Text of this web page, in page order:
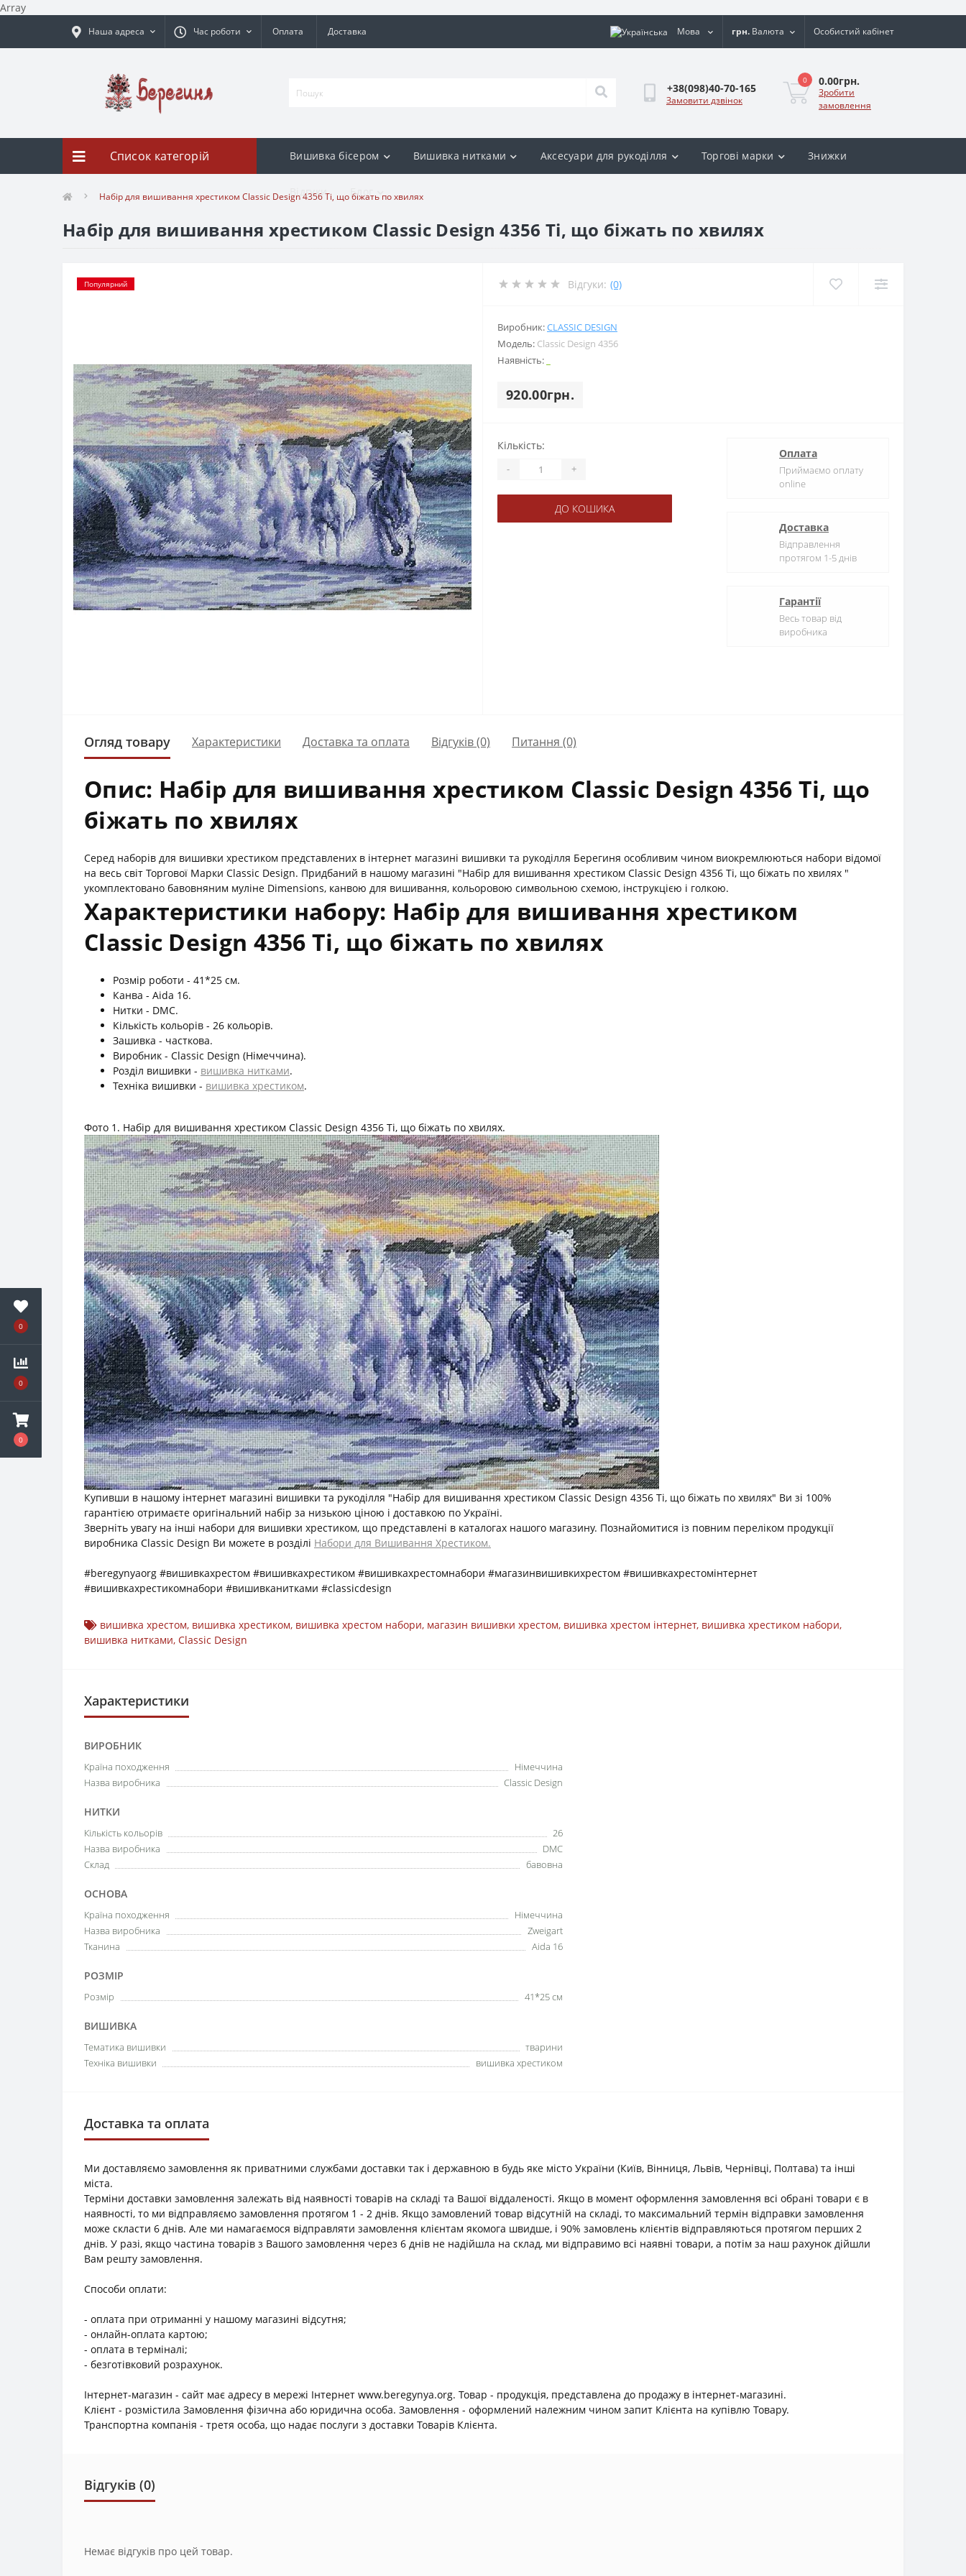
Array
0
0
0
Наша адреса Час роботи Оплата Доставка Мова грн. Валюта Особистий кабінет
+38(098)40-70-165
Замовити дзвінок
0 0.00грн.
Зробити
замовлення
Список категорій Вишивка бісером Вишивка нитками Аксесуари для рукоділля Торгові марки Знижки
Відгуки Блог
Набір для вишивання хрестиком Classic Design 4356 Ті, що біжать по хвилях
Набір для вишивання хрестиком Classic Design 4356 Ті, що біжать по хвилях
Популярний Відгуки: (0)
Виробник:CLASSIC DESIGN
Модель: Classic Design 4356
Наявність:
920.00грн.
Кількість:
- +
ДО КОШИКА
Оплата
Приймаємо оплату
online
Доставка
Відправлення
протягом 1-5 днів
Гарантії
Весь товар від
виробника
Огляд товару Характеристики Доставка та оплата Відгуків (0) Питання (0)
Опис: Набір для вишивання хрестиком Classic Design 4356 Ті, що
біжать по хвилях
Серед наборів для вишивки хрестиком представлених в інтернет магазині вишивки та рукоділля Берегиня особливим чином виокремлюються набори відомої
на весь світ Торгової Марки Classic Design. Придбаний в нашому магазині "Набір для вишивання хрестиком Classic Design 4356 Ті, що біжать по хвилях "
укомплектовано бавовняним муліне Dimensions, канвою для вишивання, кольоровою символьною схемою, інструкцією і голкою.
Характеристики набору: Набір для вишивання хрестиком
Classic Design 4356 Ті, що біжать по хвилях
Розмір роботи - 41*25 см.
Канва - Aida 16.
Нитки - DMC.
Кількість кольорів - 26 кольорів.
Зашивка - часткова.
Виробник - Classic Design (Німеччина).
Розділ вишивки - вишивка нитками.
Техніка вишивки - вишивка хрестиком.
Фото 1. Набір для вишивання хрестиком Classic Design 4356 Ті, що біжать по хвилях.
Купивши в нашому інтернет магазині вишивки та рукоділля "Набір для вишивання хрестиком Classic Design 4356 Ті, що біжать по хвилях" Ви зі 100%
гарантією отримаєте оригінальний набір за низькою ціною і доставкою по Україні.
Зверніть увагу на інші набори для вишивки хрестиком, що представлені в каталогах нашого магазину. Познайомитися із повним переліком продукції
виробника Classic Design Ви можете в розділі Набори для Вишивання Хрестиком.
#beregynyaorg #вишивкахрестом #вишивкахрестиком #вишивкахрестомнабори #магазинвишивкихрестом #вишивкахрестомінтернет
#вишивкахрестикомнабори #вишивканитками #classicdesign
вишивка хрестом, вишивка хрестиком, вишивка хрестом набори, магазин вишивки хрестом, вишивка хрестом інтернет, вишивка хрестиком набори,
вишивка нитками, Classic Design
Характеристики
ВИРОБНИК
Країна походження
Німеччина
Назва виробника
Classic Design
НИТКИ
Кількість кольорів
26
Назва виробника
DMC
Склад
бавовна
ОСНОВА
Країна походження
Німеччина
Назва виробника
Zweigart
Тканина
Aida 16
РОЗМІР
Розмір 41*25 см
ВИШИВКА
Тематика вишивки
тварини
Техніка вишивки
вишивка хрестиком
Доставка та оплата
Ми доставляємо замовлення як приватними службами доставки так і державною в будь яке місто України (Київ, Вінниця, Львів, Чернівці, Полтава) та інші
міста.
Терміни доставки замовлення залежать від наявності товарів на складі та Вашої віддаленості. Якщо в момент оформлення замовлення всі обрані товари є в
наявності, то ми відправляємо замовлення протягом 1 - 2 днів. Якщо замовлений товар відсутній на складі, то максимальний термін відправки замовлення
може скласти 6 днів. Але ми намагаємося відправляти замовлення клієнтам якомога швидше, і 90% замовлень клієнтів відправляються протягом перших 2
днів. У разі, якщо частина товарів з Вашого замовлення через 6 днів не надійшла на склад, ми відправимо всі наявні товари, а потім за наш рахунок дійшли
Вам решту замовлення.
Способи оплати:
- оплата при отриманні у нашому магазині відсутня;
- онлайн-оплата картою;
- оплата в терміналі;
- безготівковий розрахунок.
Інтернет-магазин - сайт має адресу в мережі Інтернет www.beregynya.org. Товар - продукція, представлена до продажу в інтернет-магазині.
Клієнт - розмістила Замовлення фізична або юридична особа. Замовлення - оформлений належним чином запит Клієнта на купівлю Товару.
Транспортна компанія - третя особа, що надає послуги з доставки Товарів Клієнта.
Відгуків (0)
Немає відгуків про цей товар.